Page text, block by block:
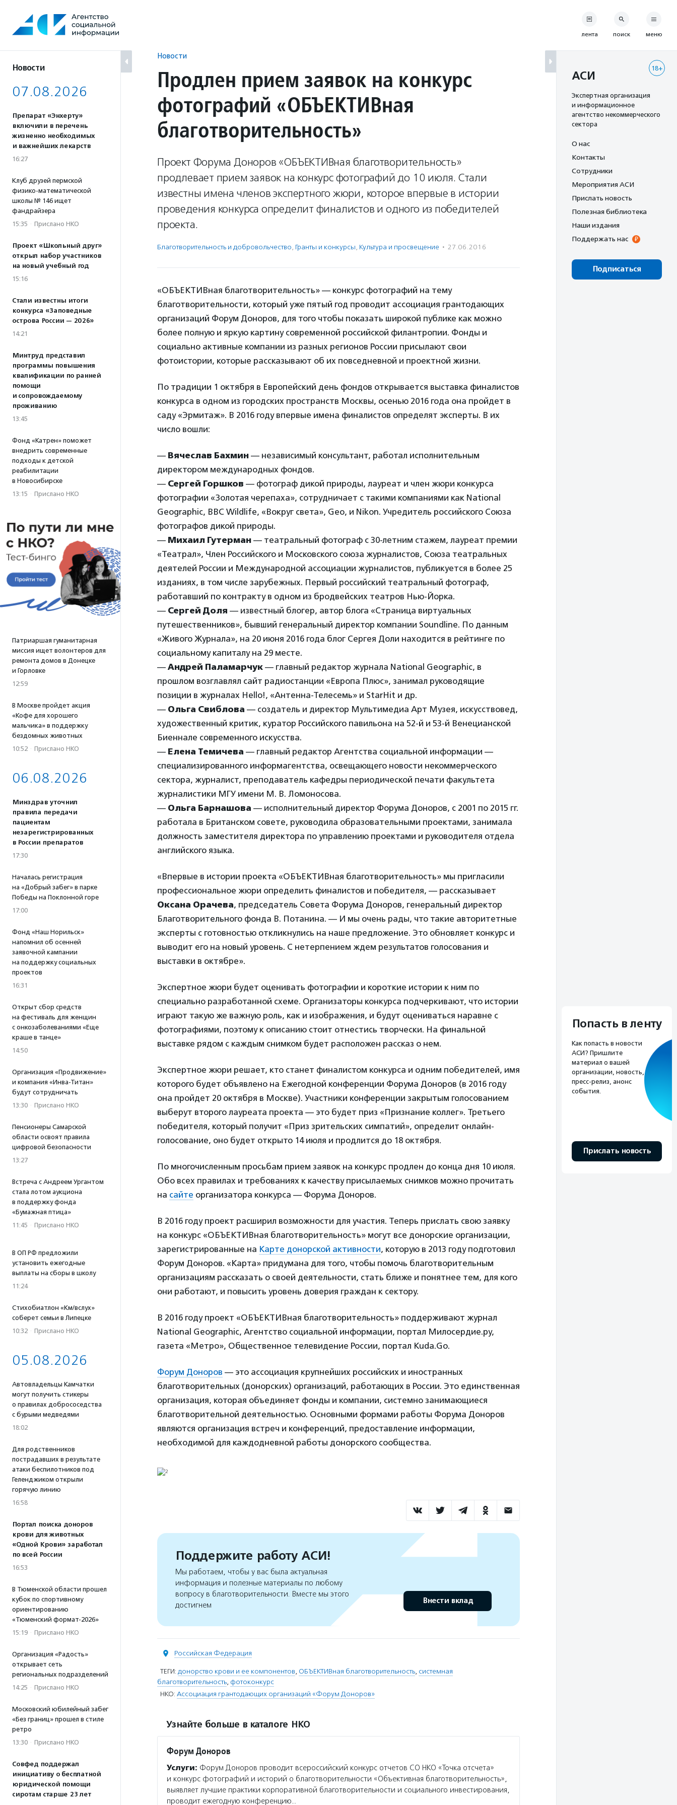
содержанию
Новости
07.08.2026
Препарат «Энхерту»
включили в перечень
жизненно необходимых
и важнейших лекарств
16:27
Клуб друзей пермской
физико-математической
школы № 146 ищет
фандрайзера
15:35 · Прислано НКО
Проект «Школьный друг»
открыл набор участников
на новый учебный год
15:16
Стали известны итоги
конкурса «Заповедные
острова России — 2026»
14:21
Минтруд представил
программы повышения
квалификации по ранней
помощи
и сопровождаемому
проживанию
13:45
Фонд «Катрен» поможет
внедрить современные
подходы к детской
реабилитации
в Новосибирске
13:15 · Прислано НКО
Патриаршая гуманитарная
миссия ищет волонтеров для
ремонта домов в Донецке
и Горловке
12:59
В Москве пройдет акция
«Кофе для хорошего
мальчика» в поддержку
бездомных животных
10:52 · Прислано НКО
06.08.2026
Минздрав уточнил
правила передачи
пациентам
незарегистрированных
в России препаратов
17:30
Началась регистрация
на «Добрый забег» в парке
Победы на Поклонной горе
17:00
Фонд «Наш Норильск»
напомнил об осенней
заявочной кампании
на поддержку социальных
проектов
16:31
Открыт сбор средств
на фестиваль для женщин
с онкозаболеваниями «Еще
краше в танце»
14:50
Организация «Продвижение»
и компания «Инва-Титан»
будут сотрудничать
13:30 · Прислано НКО
Пенсионеры Самарской
области освоят правила
цифровой безопасности
13:27
Встреча с Андреем Ургантом
стала лотом аукциона
в поддержку фонда
«Бумажная птица»
11:45 · Прислано НКО
В ОП РФ предложили
установить ежегодные
выплаты на сборы в школу
11:24
Стихобиатлон «Км/вслух»
соберет семьи в Липецке
10:32 · Прислано НКО
05.08.2026
Автовладельцы Камчатки
могут получить стикеры
о правилах добрососедства
с бурыми медведями
18:02
Для родственников
пострадавших в результате
атаки беспилотников под
Геленджиком открыли
горячую линию
16:58
Портал поиска доноров
крови для животных
«Одной Крови» заработал
по всей России
16:53
В Тюменской области прошел
кубок по спортивному
ориентированию
«Тюменский формат-2026»
15:19 · Прислано НКО
Организация «Радость»
открывает сеть
региональных подразделений
14:25 · Прислано НКО
Московский юбилейный забег
«Без границ» прошел в стиле
ретро
13:30 · Прислано НКО
Совфед поддержал
инициативу о бесплатной
юридической помощи
сиротам старше 23 лет
Новости
Продлен прием заявок на конкурс
фотографий «ОБЪЕКТИВная
благотворительность»
Проект Форума Доноров «ОБЪЕКТИВная благотворительность»
продлевает прием заявок на конкурс фотографий до 10 июля. Стали
известны имена членов экспертного жюри, которое впервые в истории
проведения конкурса определит финалистов и одного из победителей
проекта.
Благотвори­тель­ность и доброволь­чест­во, Гранты и конкурсы, Культура и просвещение · 27.06.2016
«ОБЪЕКТИВная благотворительность» — конкурс фотографий на тему
благотворительности, который уже пятый год проводит ассоциация грантодающих
организаций Форум Доноров, для того чтобы показать широкой публике как можно
более полную и яркую картину современной российской филантропии. Фонды и
социально активные компании из разных регионов России присылают свои
фотоистории, которые рассказывают об их повседневной и проектной жизни.
По традиции 1 октября в Европейский день фондов открывается выставка финалистов
конкурса в одном из городских пространств Москвы, осенью 2016 года она пройдет в
саду «Эрмитаж». В 2016 году впервые имена финалистов определят эксперты. В их
число вошли:
— Вячеслав Бахмин — независимый консультант, работал исполнительным
директором международных фондов.
— Сергей Горшков — фотограф дикой природы, лауреат и член жюри конкурса
фотографии «Золотая черепаха», сотрудничает с такими компаниями как National
Geographic, BBC Wildlife, «Вокруг света», Geo, и Nikon. Учредитель российского Союза
фотографов дикой природы.
— Михаил Гутерман — театральный фотограф с 30-летним стажем, лауреат премии
«Театрал», Член Российского и Московского союза журналистов, Союза театральных
деятелей России и Международной ассоциации журналистов, публикуется в более 25
изданиях, в том числе зарубежных. Первый российский театральный фотограф,
работавший по контракту в одном из бродвейских театров Нью-Йорка.
— Сергей Доля — известный блогер, автор блога «Страница виртуальных
путешественников», бывший генеральный директор компании Soundline. По данным
«Живого Журнала», на 20 июня 2016 года блог Сергея Доли находится в рейтинге по
социальному капиталу на 29 месте.
— Андрей Паламарчук — главный редактор журнала National Geographic, в
прошлом возглавлял сайт радиостанции «Европа Плюс», занимал руководящие
позиции в журналах Hello!, «Антенна-Телесемь» и StarHit и др.
— Ольга Свиблова — создатель и директор Мультимедиа Арт Музея, искусствовед,
художественный критик, куратор Российского павильона на 52-й и 53-й Венецианской
Биеннале современного искусства.
— Елена Темичева — главный редактор Агентства социальной информации —
специализированного информагентства, освещающего новости некоммерческого
сектора, журналист, преподаватель кафедры периодической печати факультета
журналистики МГУ имени М. В. Ломоносова.
— Ольга Барнашова — исполнительный директор Форума Доноров, с 2001 по 2015 гг.
работала в Британском совете, руководила образовательными проектами, занимала
должность заместителя директора по управлению проектами и руководителя отдела
английского языка.
«Впервые в истории проекта «ОБЪЕКТИВная благотворительность» мы пригласили
профессиональное жюри определить финалистов и победителя, — рассказывает
Оксана Орачева, председатель Совета Форума Доноров, генеральный директор
Благотворительного фонда В. Потанина. — И мы очень рады, что такие авторитетные
эксперты с готовностью откликнулись на наше предложение. Это обновляет конкурс и
выводит его на новый уровень. С нетерпением ждем результатов голосования и
выставки в октябре».
Экспертное жюри будет оценивать фотографии и короткие истории к ним по
специально разработанной схеме. Организаторы конкурса подчеркивают, что истории
играют такую же важную роль, как и изображения, и будут оцениваться наравне с
фотографиями, поэтому к описанию стоит отнестись творчески. На финальной
выставке рядом с каждым снимком будет расположен рассказ о нем.
Экспертное жюри решает, кто станет финалистом конкурса и одним победителей, имя
которого будет объявлено на Ежегодной конференции Форума Доноров (в 2016 году
она пройдет 20 октября в Москве). Участники конференции закрытым голосованием
выберут второго лауреата проекта — это будет приз «Признание коллег». Третьего
победителя, который получит «Приз зрительских симпатий», определит онлайн-
голосование, оно будет открыто 14 июля и продлится до 18 октября.
По многочисленным просьбам прием заявок на конкурс продлен до конца дня 10 июля.
Обо всех правилах и требованиях к качеству присылаемых снимков можно прочитать
на сайте организатора конкурса — Форума Доноров.
В 2016 году проект расширил возможности для участия. Теперь прислать свою заявку
на конкурс «ОБЪЕКТИВная благотворительность» могут все донорские организации,
зарегистрированные на Карте донорской активности, которую в 2013 году подготовил
Форум Доноров. «Карта» придумана для того, чтобы помочь благотворительным
организациям рассказать о своей деятельности, стать ближе и понятнее тем, для кого
они работают, и повысить уровень доверия граждан к сектору.
В 2016 году проект «ОБЪЕКТИВная благотворительность» поддерживают журнал
National Geographic, Агентство социальной информации, портал Милосердие.ру,
газета «Метро», Общественное телевидение России, портал Kuda.Go.
Форум Доноров — это ассоциация крупнейших российских и иностранных
благотворительных (донорских) организаций, работающих в России. Это единственная
организация, которая объединяет фонды и компании, системно занимающиеся
благотворительной деятельностью. Основными формами работы Форума Доноров
являются организация встреч и конференций, предоставление информации,
необходимой для каждодневной работы донорского сообщества.
Поддержите работу АСИ!
Мы работаем, чтобы у вас была актуальная
информация и полезные материалы по любому
вопросу в благотворительности. Вместе мы этого
достигнем
Внести вклад
Российская Федерация
ТЕГИ: донорство крови и ее компонентов, ОБЪЕКТИВная благотворительность, системная
благотворительность, фотоконкурс
НКО: Ассоциация грантодающих организаций «Форум Доноров»
Узнайте больше в каталоге НКО
Форум Доноров
Услуги: Форум Доноров проводит всероссийский конкурс отчетов СО НКО «Точка отсчета»
и конкурс фотографий и историй о благотворительности «Объективная благотворительность»,
выявляет лучшие практики корпоративной благотворительности и социального инвестирования,
проводит ежегодную конференцию…
лента поиск меню
18+
АСИ
Экспертная организация
и информационное
агентство некоммерческого
сектора
О нас
Контакты
Сотрудники
Мероприятия АСИ
Прислать новость
Полезная библиотека
Наши издания
Поддержать нас
Подписаться
Попасть в ленту
Как попасть в новости
АСИ? Пришлите
материал о вашей
организации, новость,
пресс-релиз, анонс
события.
Прислать новость